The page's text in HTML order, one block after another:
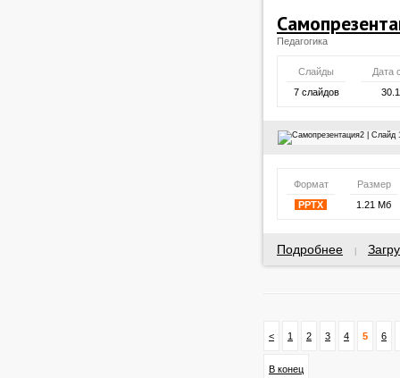
Педагогика
Слайды
Дата
7 слайдов
Формат
Размер
PPTX
1.21 Мб
Подробнее
< 1 2 3 4 5 6
В конец